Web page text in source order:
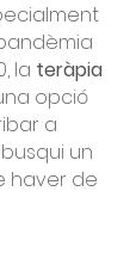
la teràpia
opció
a
un
haver de